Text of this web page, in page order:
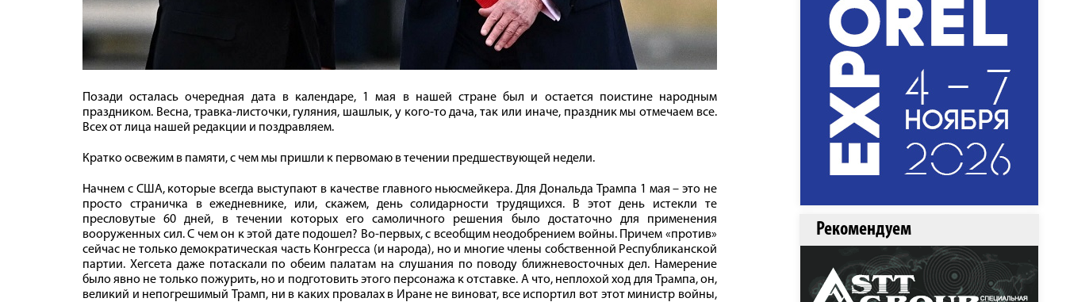
Позади осталась очередная дата в календаре, 1 мая в нашей стране был и остается поистине народным
праздником. Весна, травка-листочки, гуляния, шашлык, у кого-то дача, так или иначе, праздник мы отмечаем все.
Всех от лица нашей редакции и поздравляем.
Кратко освежим в памяти, с чем мы пришли к первомаю в течении предшествующей недели.
Начнем с США, которые всегда выступают в качестве главного ньюсмейкера. Для Дональда Трампа 1 мая – это не
просто страничка в ежедневнике, или, скажем, день солидарности трудящихся. В этот день истекли те
пресловутые 60 дней, в течении которых его самоличного решения было достаточно для применения
вооруженных сил. С чем он к этой дате подошел? Во-первых, с всеобщим неодобрением войны. Причем «против»
сейчас не только демократическая часть Конгресса (и народа), но и многие члены собственной Республиканской
партии. Хегсета даже потаскали по обеим палатам на слушания по поводу ближневосточных дел. Намерение
было явно не только пожурить, но и подготовить этого персонажа к отставке. А что, неплохой ход для Трампа, он,
великий и непогрешимый Трамп, ни в каких провалах в Иране не виноват, все испортил вот этот министр войны,
Рекомендуем